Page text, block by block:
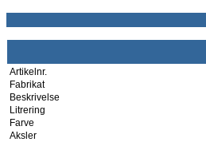
Artikelnr.
Fabrikat
Beskrivelse
Litrering
Farve
Aksler